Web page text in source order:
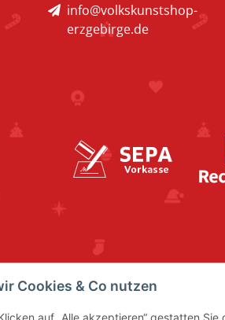
info@volkskunstshop-
erzgebirge.de
Cookies & Co nutzen
auf „Alle akzeptieren“ gestatten